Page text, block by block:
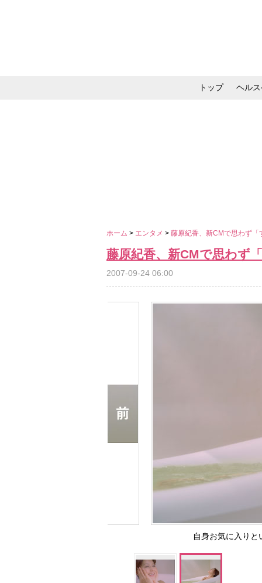
トップ ヘル
ホーム > エンタメ > 藤原紀香、新CMで思わず
藤原紀香、新CMで思わず
2007-09-24 06:00
自身お気に入り